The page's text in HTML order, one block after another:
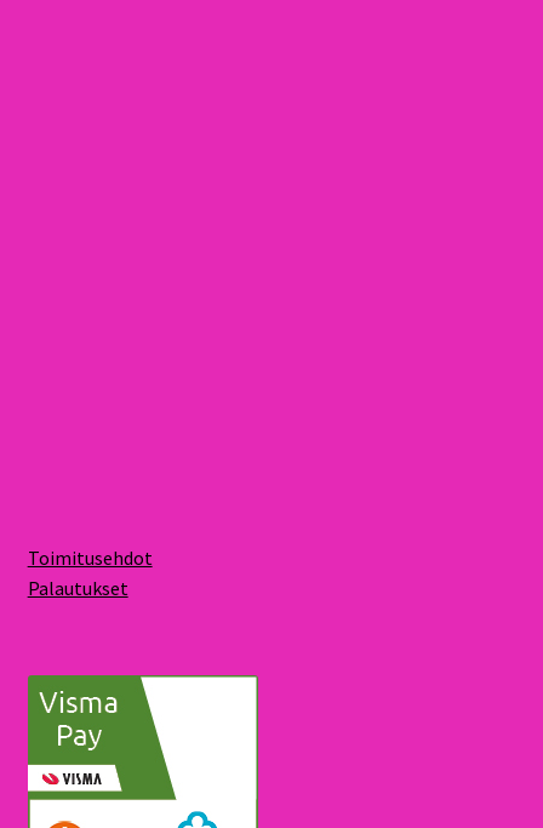
Toimitusehdot
Palautukset